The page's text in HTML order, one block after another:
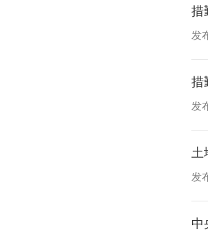
措
发
措
发
土
发
中